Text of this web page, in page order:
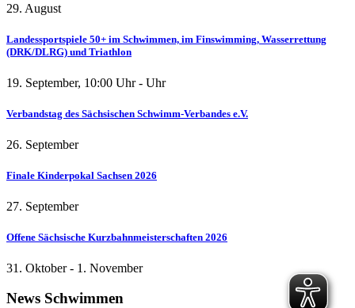
29. August
Landessportspiele 50+ im Schwimmen, im Finswimming, Wasserrettung
(DRK/DLRG) und Triathlon
19. September, 10:00 Uhr - Uhr
Verbandstag des Sächsischen Schwimm-Verbandes e.V.
26. September
Finale Kinderpokal Sachsen 2026
27. September
Offene Sächsische Kurzbahnmeisterschaften 2026
31. Oktober- 1. November
News Schwimmen